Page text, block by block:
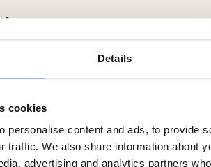
Details
cookies
personalise content and ads, to provide
traffic. We also share information about
advertising and analytics partners